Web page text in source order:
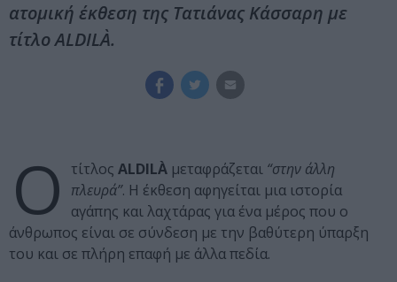
ατομική έκθεση της Τατιάνας Κάσσαρη με
τίτλο ALDILÀ.
Ο τίτλος ALDILÀ μεταφράζεται “στην άλλη
πλευρά”. Η έκθεση αφηγείται μια ιστορία
αγάπης και λαχτάρας για ένα μέρος που ο
άνθρωπος είναι σε σύνδεση με την βαθύτερη ύπαρξη
του και σε πλήρη επαφή με άλλα πεδία.